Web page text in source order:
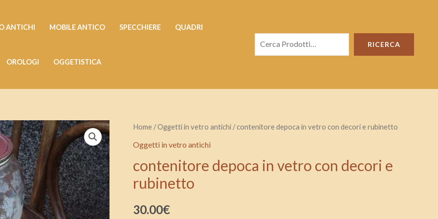
ANTICHI MOBILE ANTICO SPECCHIERE QUADRI
OROLOGI OGGETISTICA
RICERCA
Home /Oggetti in vetro antichi / contenitore depoca in vetro con decori e rubinetto
Oggetti in vetro antichi
contenitore depoca in vetro con decori e
rubinetto
30.00€
contenitore
depoca
vetro
con
e